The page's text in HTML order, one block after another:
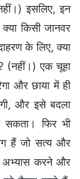
इसलिए, इन
किसी जानवर
के लिए, क्या
(नहीं।) एक चूहा
और छाया में ही
और इसे बदला
सकता। फिर भी
हैं जो सत्य और
अभ्यास करने और